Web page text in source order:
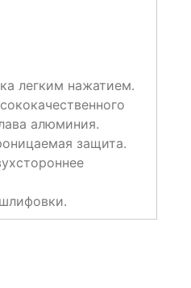
легким нажатием.
алюминия.
защита.